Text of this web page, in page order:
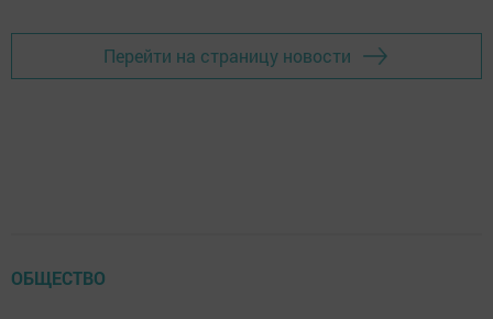
Перейти на страницу новости
ОБЩЕСТВО